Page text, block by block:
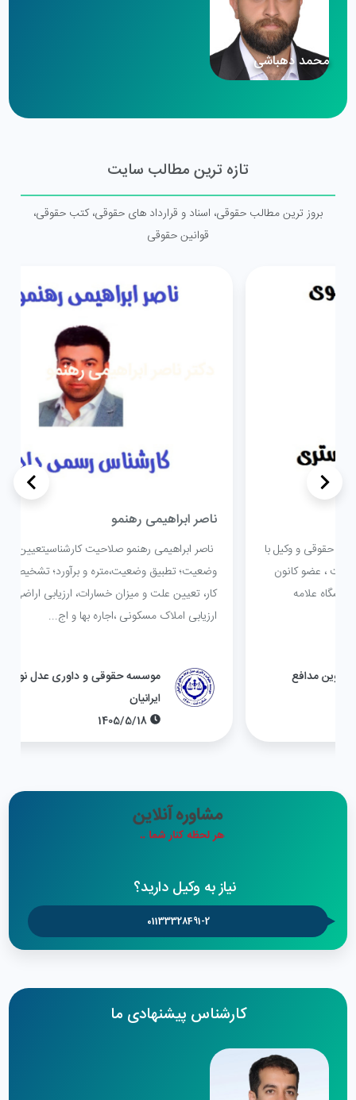
محمد دهباشی
تازه ترین مطالب سایت
بروز ترین مطالب حقوقی، اسناد و قرارداد های حقوقی، کتب حقوقی،
قوانین حقوقی
ناصر ابراهیمی رهنمو
ناصر ابراهیمی رهنمو صلاحیت کارشناسیتعیین و تشریح
وضعیت؛‌ تطبیق وضعیت،متره و برآورد؛ تشخیص حسن انجام
کار، تعیین علت و میزان خسارات، ارزیابی اراضی مسکونی،
ارزیابی املاک مسکونی ،اجاره بها و اج...
موسسه حقوقی و داوری عدل نوین مدافع
<
>
نیاز به وکیل دارید؟
01133328491-2
کارشناس پیشنهادی ما